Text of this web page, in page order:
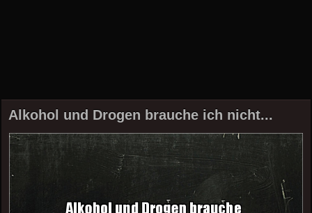
Alkohol und Drogen brauche ich nicht...